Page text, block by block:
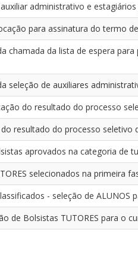
administrativo e
para assinatura do termo
chamada da lista de espera
seleção de auxiliares
do resultado do processo
resultado do processo seletivo
aprovados na categoria de
selecionados na primeira
- seleção de
de Bolsistas TUTORES para o